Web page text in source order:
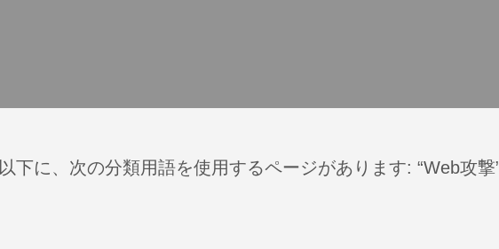
以下に、次の分類用語を使用するページがあります: “Web攻撃